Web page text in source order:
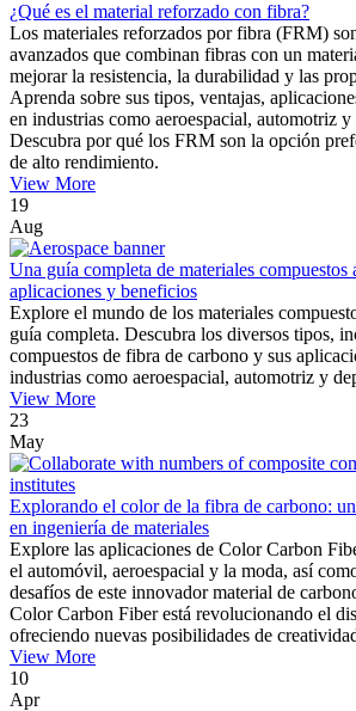
¿Qué es el material reforzado con fibra?
Los materiales reforzados por fibra (FRM)
avanzados que combinan fibras con un
mejorar la resistencia, la durabilidad y las
Aprenda sobre sus tipos, ventajas,
en industrias como aeroespacial, automotriz
Descubra por qué los FRM son la opción
de alto rendimiento.
View More
19
Aug
Una guía completa de materiales compuestos
aplicaciones y beneficios
Explore el mundo de los materiales
guía completa. Descubra los diversos tipos,
compuestos de fibra de carbono y sus
industrias como aeroespacial, automotriz y
View More
23
May
Explorando el color de la fibra de carbono:
en ingeniería de materiales
Explore las aplicaciones de Color Carbon
el automóvil, aeroespacial y la moda, así
desafíos de este innovador material de
Color Carbon Fiber está revolucionando el
ofreciendo nuevas posibilidades de
View More
10
Apr